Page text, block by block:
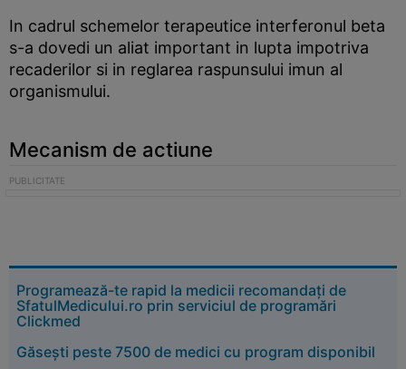
In cadrul schemelor terapeutice interferonul beta
s-a dovedi un aliat important in lupta impotriva
recaderilor si in reglarea raspunsului imun al
organismului.
Mecanism de actiune
Programează-te rapid la medicii recomandați de
SfatulMedicului.ro prin serviciul de programări
Clickmed
Găsești peste 7500 de medici cu program disponibil